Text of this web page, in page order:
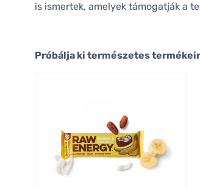
is ismertek, amelyek támogatják a
Próbálja ki természetes